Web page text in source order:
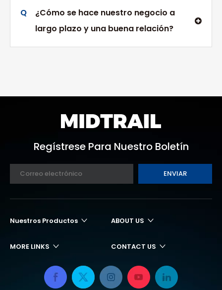
Q
¿Cómo se hace nuestro negocio a
largo plazo y una buena relación?
Regístrese Para Nuestro Boletín
ENVIAR
Nuestros Productos ABOUT US
MORE LINKS CONTACT US